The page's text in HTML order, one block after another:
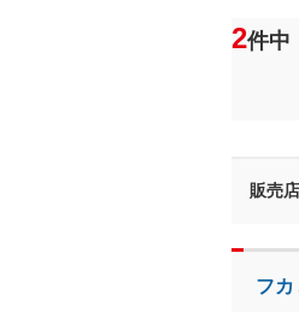
2件中
販売
フカ